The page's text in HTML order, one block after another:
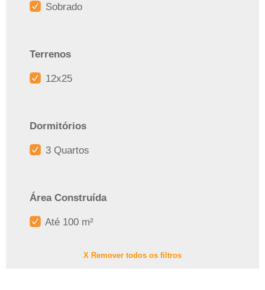
Sobrado
Terrenos
12x25
Dormitórios
3 Quartos
Área Construída
Até 100 m²
X Remover todos os filtros